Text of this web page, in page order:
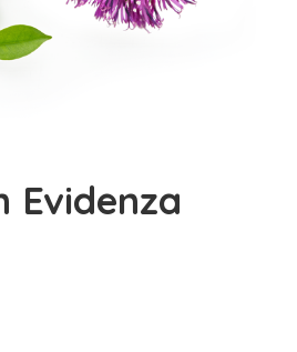
Evidenza